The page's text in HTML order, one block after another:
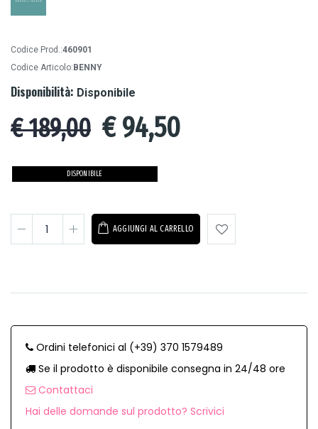
Codice Prod.:460901
Codice Articolo:BENNY
Disponibilità: Disponibile
€ 189,00 €94,50
DISPONIBILE
AGGIUNGI AL CARRELLO
Ordini telefonici al (+39) 370 1579489
Se il prodotto è disponibile consegna in 24/48 ore
Contattaci
Hai delle domande sul prodotto? Scrivici